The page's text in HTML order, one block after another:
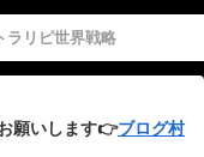
トラリピ世界戦略
願いします👉ブログ村